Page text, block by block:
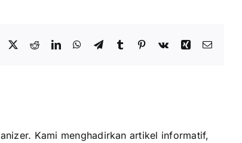
Facebook
X RedditLinkedInWhatsApp
TelegramTumblr Pinterest
Vk Xing Email
Kami menghadirkan artikel informatif,